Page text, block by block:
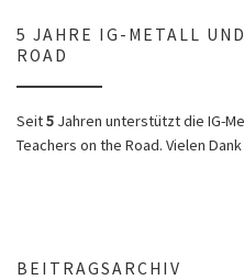
5 JAHRE IG-METALL
ROAD
Seit5 Jahren unterstützt die IG-
Teachers on the Road. Vielen
BEITRAGSARCHIV